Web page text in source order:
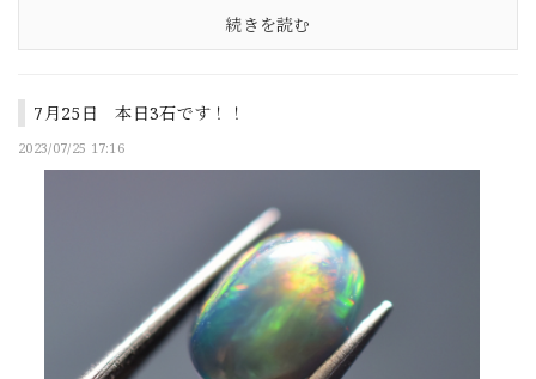
続きを読む
7月25日 本日3石です！！
2023/07/25 17:16